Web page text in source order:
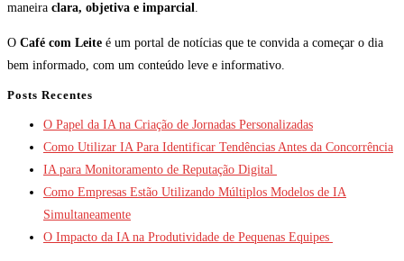
maneira clara, objetiva e imparcial.
O Café com Leite é um portal de notícias que te convida a começar o dia
bem informado, com um conteúdo leve e informativo.
Posts Recentes
O Papel da IA na Criação de Jornadas Personalizadas
Como Utilizar IA Para Identificar Tendências Antes da Concorrência
IA para Monitoramento de Reputação Digital
Como Empresas Estão Utilizando Múltiplos Modelos de IA
Simultaneamente
O Impacto da IA na Produtividade de Pequenas Equipes